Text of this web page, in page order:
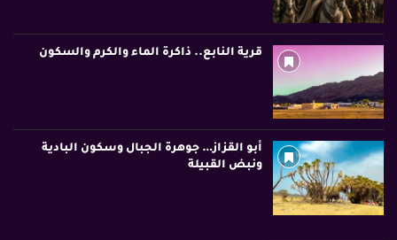
قرية النابع.. ذاكرة الماء والكرم والسكون
أبو القزاز… جوهرة الجبال وسكون البادية
ونبض القبيلة